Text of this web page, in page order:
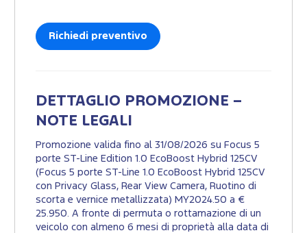
Richiedi preventivo
DETTAGLIO PROMOZIONE –
NOTE LEGALI
Promozione valida fino al 31/08/2026 su Focus 5
porte ST-Line Edition 1.0 EcoBoost Hybrid 125CV
(Focus 5 porte ST-Line 1.0 EcoBoost Hybrid 125CV
con Privacy Glass, Rear View Camera, Ruotino di
scorta e vernice metallizzata) MY2024.50 a €
25.950. A fronte di permuta o rottamazione di un
veicolo con almeno 6 mesi di proprietà alla data di